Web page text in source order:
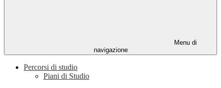
Menu di
navigazione
Percorsi di studio
Piani di Studio